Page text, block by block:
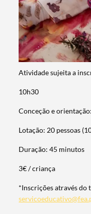
Termo de
Categorias gerais
Filtros
Atividade sujeita a
10h30
Conceção e
Lotação: 20 pessoas
Duração: 45 minutos
3€ / criança
*Inscrições através do